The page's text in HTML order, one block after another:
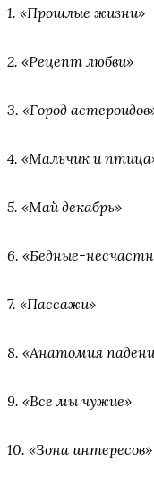
1. «Прошлые жизни»
2. «Рецепт любви»
3. «Город
4. «Мальчик и
5. «Май декабрь»
6. «Бедные-
7. «Пассажи»
8. «Анатомия
9. «Все мы чужие»
10. «Зона интересов»